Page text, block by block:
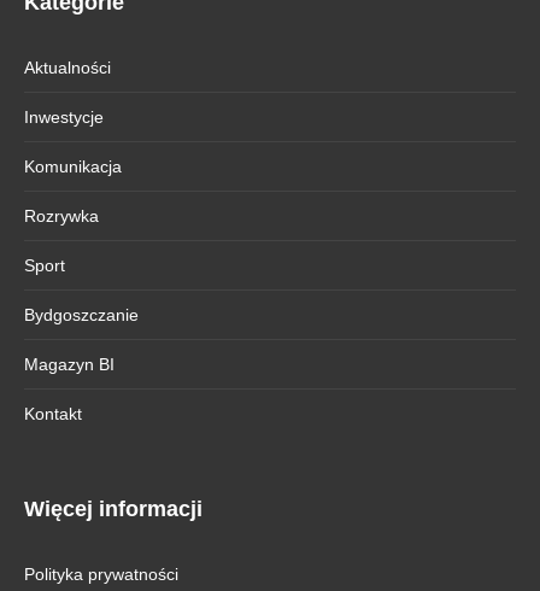
Aktualności
Inwestycje
Komunikacja
Rozrywka
Sport
Bydgoszczanie
Magazyn BI
Kontakt
Więcej informacji
Polityka prywatności